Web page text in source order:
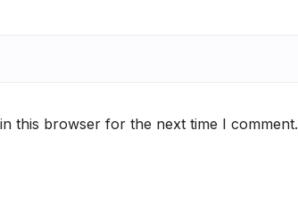
this browser for the next time I comment.